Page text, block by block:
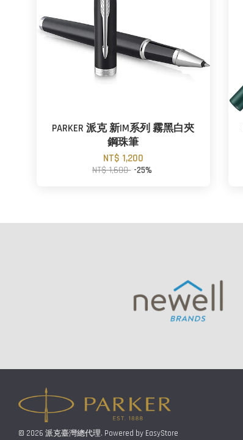
PARKER 派克 新IM系列 霧黑白夾
鋼珠筆
NT$ 1,200
NT$ 1,600 -25%
© 2026 派克臺灣總代理. Powered by EasyStore